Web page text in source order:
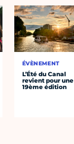
ÉVÈNEMENT
L’Été du Canal
revient pour une
19ème édition